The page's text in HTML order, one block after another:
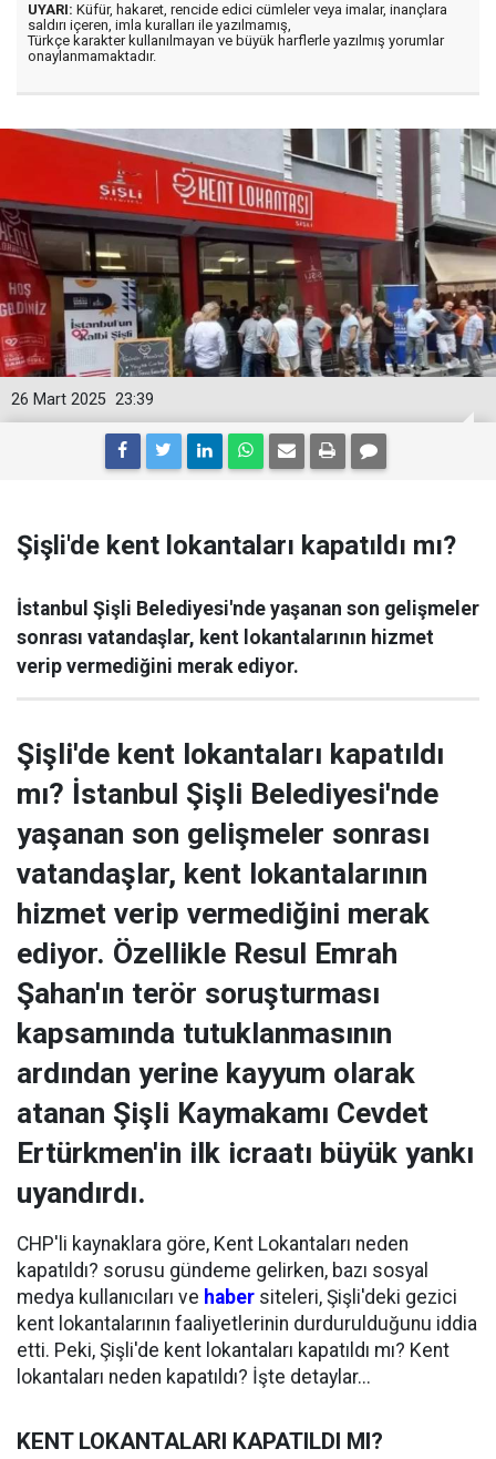
UYARI: Küfür, hakaret, rencide edici cümleler veya imalar, inançlara
saldırı içeren, imla kuralları ile yazılmamış,
Türkçe karakter kullanılmayan ve büyük harflerle yazılmış yorumlar
onaylanmamaktadır.
23:39
26 Mart 2025
Şişli'de kent lokantaları kapatıldı mı?
İstanbul Şişli Belediyesi'nde yaşanan son gelişmeler
sonrası vatandaşlar, kent lokantalarının hizmet
verip vermediğini merak ediyor.
Şişli'de kent lokantaları kapatıldı
mı? İstanbul Şişli Belediyesi'nde
yaşanan son gelişmeler sonrası
vatandaşlar, kent lokantalarının
hizmet verip vermediğini merak
ediyor. Özellikle Resul Emrah
Şahan'ın terör soruşturması
kapsamında tutuklanmasının
ardından yerine kayyum olarak
atanan Şişli Kaymakamı Cevdet
Ertürkmen'in ilk icraatı büyük yankı
uyandırdı.
CHP'li kaynaklara göre, Kent Lokantaları neden
kapatıldı? sorusu gündeme gelirken, bazı sosyal
medya kullanıcıları ve haber siteleri, Şişli'deki gezici
kent lokantalarının faaliyetlerinin durdurulduğunu iddia
etti. Peki, Şişli'de kent lokantaları kapatıldı mı? Kent
lokantaları neden kapatıldı? İşte detaylar...
KENT LOKANTALARI KAPATILDI MI?